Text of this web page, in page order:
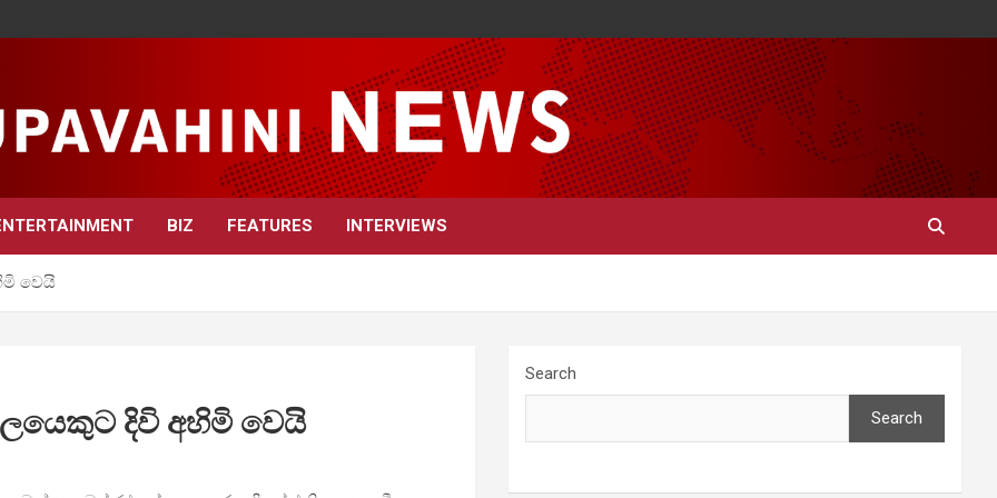
BIZ FEATURES INTERVIEWS
වෙයි
දිවි අහිමි වෙයි
Search
Search